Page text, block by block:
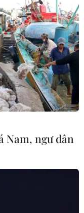
Nam, ngư dân